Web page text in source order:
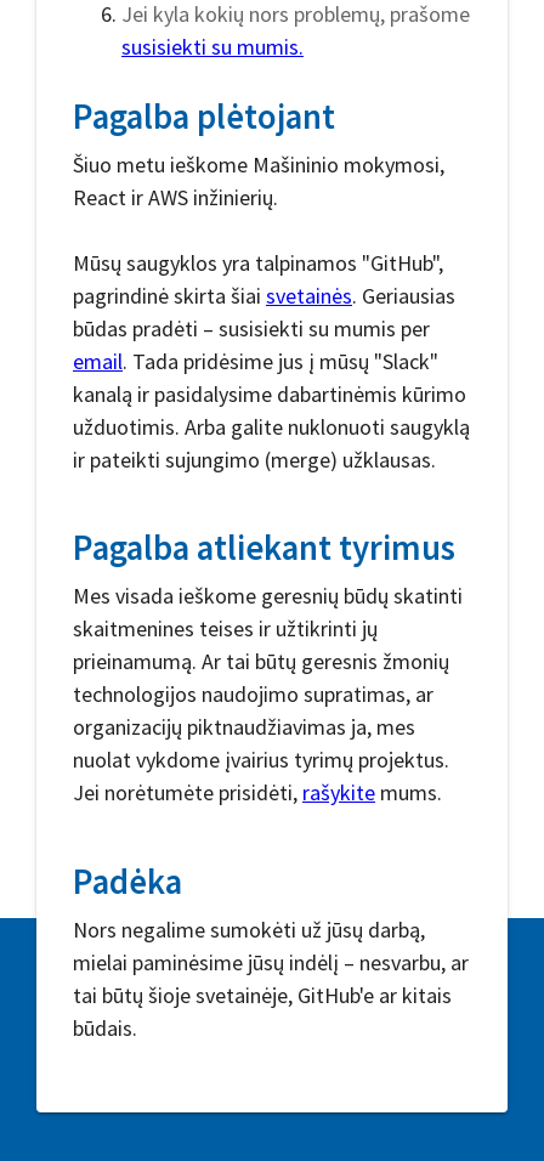
Jei kyla kokių nors problemų, prašome
susisiekti su mumis.
Pagalba plėtojant
Šiuo metu ieškome Mašininio mokymosi,
React ir AWS inžinierių.
Mūsų saugyklos yra talpinamos "GitHub",
pagrindinė skirta šiai svetainės. Geriausias
būdas pradėti – susisiekti su mumis per
email. Tada pridėsime jus į mūsų "Slack"
kanalą ir pasidalysime dabartinėmis kūrimo
užduotimis. Arba galite nuklonuoti saugyklą
ir pateikti sujungimo (merge) užklausas.
Pagalba atliekant tyrimus
Mes visada ieškome geresnių būdų skatinti
skaitmenines teises ir užtikrinti jų
prieinamumą. Ar tai būtų geresnis žmonių
technologijos naudojimo supratimas, ar
organizacijų piktnaudžiavimas ja, mes
nuolat vykdome įvairius tyrimų projektus.
Jei norėtumėte prisidėti, rašykite mums.
Padėka
Nors negalime sumokėti už jūsų darbą,
mielai paminėsime jūsų indėlį – nesvarbu, ar
tai būtų šioje svetainėje, GitHub'e ar kitais
būdais.